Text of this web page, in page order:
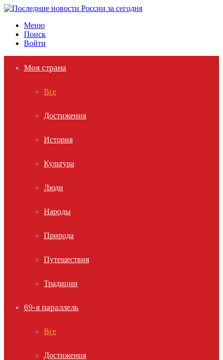
Меню
Поиск
Войти
Моя страна
Все
Достижения
История
Культура
Люди
Народы
Природа
Путешествия
Традиции
69-я параллель
Все
Достижения